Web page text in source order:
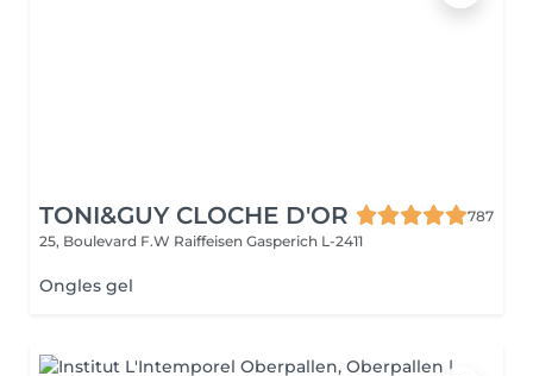
TONI&GUY CLOCHE D'OR
787
25, Boulevard F.W Raiffeisen Gasperich L-2411
Ongles gel